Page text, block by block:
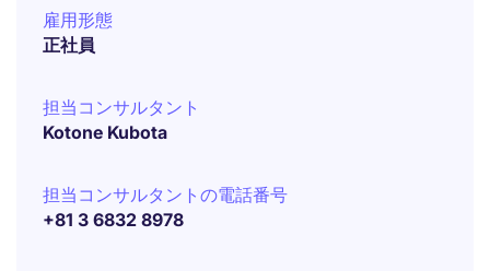
雇用形態
正社員
担当コンサルタント
Kotone Kubota
担当コンサルタントの電話番号
+81 3 6832 8978